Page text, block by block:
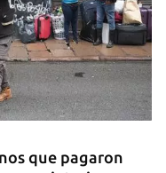
que pagaron